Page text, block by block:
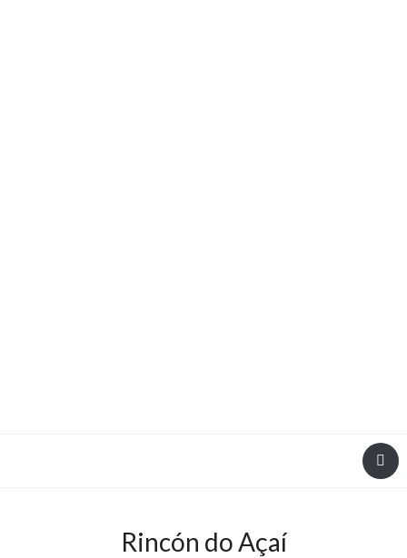
Rincón do Açaí